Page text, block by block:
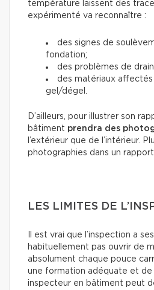
température laissent des
expérimenté va reconnaître :
des signes de
fondation;
des problèmes de
des matériaux
gel/dégel.
D’ailleurs, pour illustrer son
bâtiment prendra des
l’extérieur que de l’intérieur.
photographies dans un
LES LIMITES DE
Il est vrai que l’inspection a
habituellement pas ouvrir de
absolument chaque pouce
une formation adéquate et de
inspecteur en bâtiment peut